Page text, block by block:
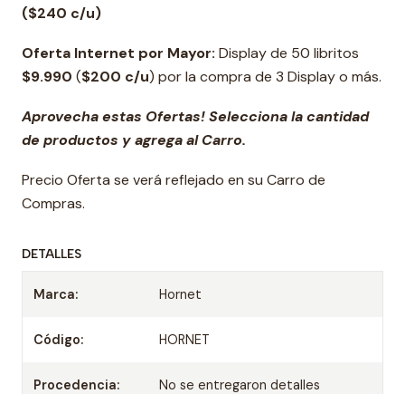
($240 c/u)
Oferta Internet por Mayor: Display de 50 libritos
$9.990 ($200 c/u) por la compra de 3 Display o más.
Aprovecha estas Ofertas! Selecciona la cantidad
de productos y agrega al Carro.
Precio Oferta se verá reflejado en su Carro de
Compras.
DETALLES
Marca: Hornet
Código: HORNET
Procedencia:
No se entregaron detalles